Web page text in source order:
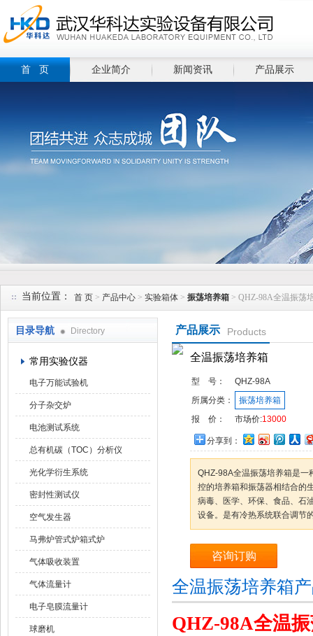
首 页 企业简介 新闻资讯 产品展示
当前位置： 首 页 > 产品中心 > 实验箱体 > 振荡培养箱 > QHZ-98A全温振荡
目录导航 Directory
常用实验仪器
电子万能试验机
分子杂交炉
电池测试系统
总有机碳（TOC）分析仪
光化学衍生系统
密封性测试仪
空气发生器
马弗炉管式炉箱式炉
气体吸收装置
气体流量计
电子皂膜流量计
球磨机
产品展示 Products
全温振荡培养箱
型 号：
QHZ-98A
所属分类：
振荡培养箱
报 价：
市场价:13000
分享到：
QHZ-98A全温振荡培养箱是一
控的培养箱和振荡器相结合的
病毒、医学、环保、食品、石
设备。是有冷热系统联合调节
咨询订购
全温振荡培养箱
QHZ-98A全温